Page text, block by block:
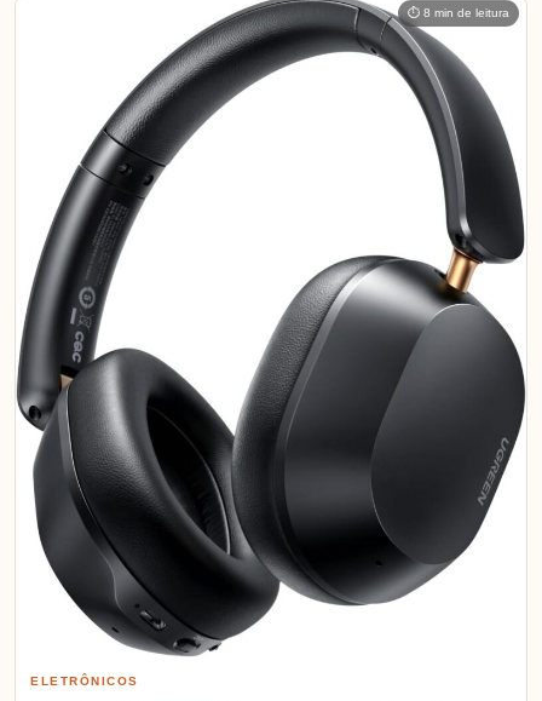
⏱ 8 min de leitura
ELETRÔNICOS